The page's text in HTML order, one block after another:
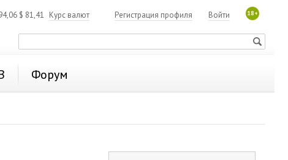
$ 81,41 Курс валют 18+
Войти
Регистрация профиля
Форум